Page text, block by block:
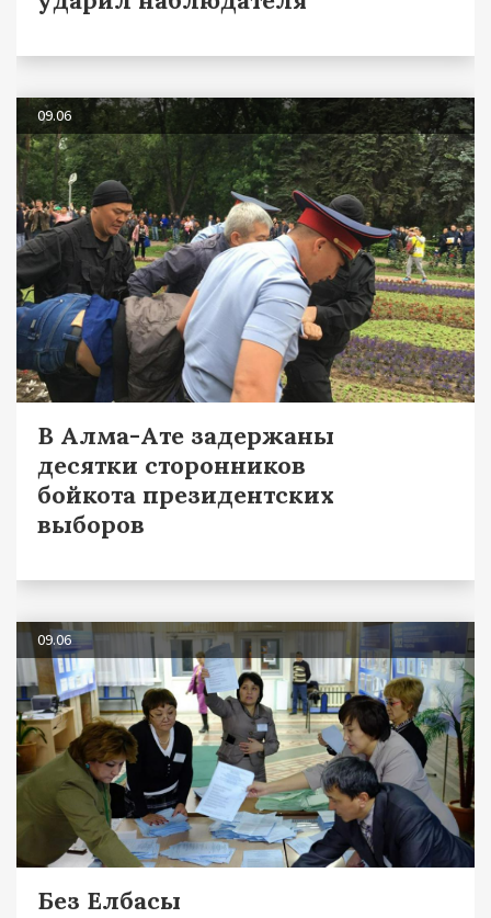
09.06
В Алма-Ате задержаны
десятки сторонников
бойкота президентских
выборов
09.06
Без Елбасы